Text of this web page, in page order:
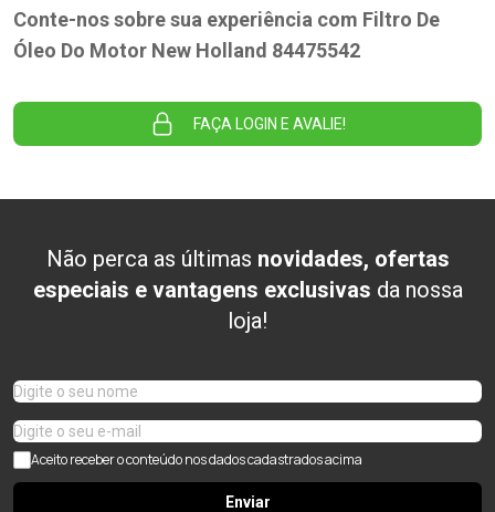
Conte-nos sobre sua experiência com Filtro De
Óleo Do Motor New Holland 84475542
FAÇA LOGIN E AVALIE!
Não perca as últimas novidades, ofertas
especiais e vantagens exclusivas da nossa
loja!
Aceito receber o conteúdo nos dados cadastrados acima
Enviar